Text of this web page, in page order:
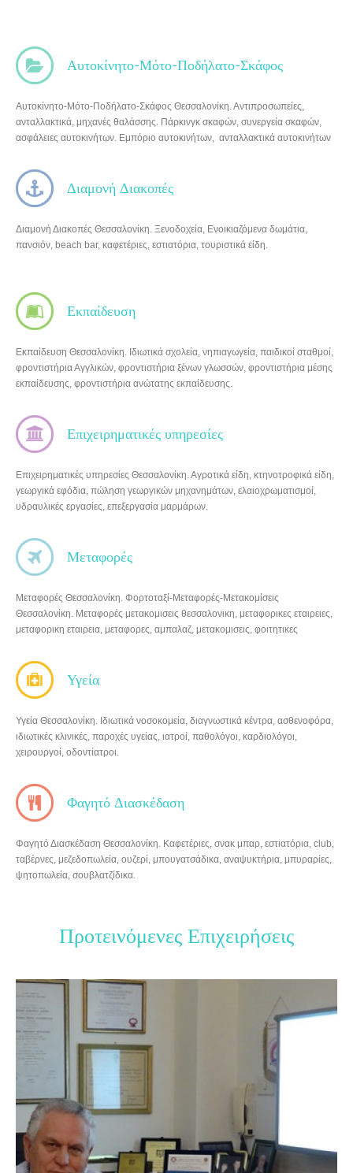
Αυτοκίνητο-Μότο-Ποδήλατο-Σκάφος
Αυτοκίνητο-Μότο-Ποδήλατο-Σκάφος Θεσσαλονίκη. Αντιπροσωπείες,
ανταλλακτικά, μηχανές θαλάσσης. Πάρκινγκ σκαφών, συνεργεία σκαφών,
ασφάλειες αυτοκινήτων. Εμπόριο αυτοκινήτων, ανταλλακτικά αυτοκινήτων
Διαμονή Διακοπές
Διαμονή Διακοπές Θεσσαλονίκη. Ξενοδοχεία, Ενοικιαζόμενα δωμάτια,
πανσιόν, beach bar, καφετέριες, εστιατόρια, τουριστικά είδη.
Εκπαίδευση
Εκπαίδευση Θεσσαλονίκη. Ιδιωτικά σχολεία, νηπιαγωγεία, παιδικοί σταθμοί,
φροντιστήρια Αγγλικών, φροντιστήρια ξένων γλωσσών, φροντιστήρια μέσης
εκπαίδευσης, φροντιστήρια ανώτατης εκπαίδευσης.
Επιχειρηματικές υπηρεσίες
Επιχειρηματικές υπηρεσίες Θεσσαλονίκη. Αγροτικά είδη, κτηνοτροφικά είδη,
γεωργικά εφόδια, πώληση γεωργικών μηχανημάτων, ελαιοχρωματισμοί,
υδραυλικές εργασίες, επεξεργασία μαρμάρων.
Μεταφορές
Μεταφορές Θεσσαλονίκη. Φορτοταξί-Μεταφορές-Μετακομίσεις
Θεσσαλονίκη. Μεταφορές μετακομισεις θεσσαλονικη, μεταφορικες εταιρειες,
μεταφορικη εταιρεια, μεταφορες, αμπαλαζ, μετακομισεις, φοιτητικες
μεταφορες, λυσιμο-δεσιμο ηλεκτρικων συσκευων, λυσιμο δεσιμο
επιπλωνΤαχυμεταφορές, φορτοταξι, μικρομεταφορές γρήγορα και υπεύθυνα
εντός πόλεως και νομού. Μεταφορές επίπλων, συσκευών από
μονοκατοικία…
Υγεία
Υγεία Θεσσαλονίκη. Ιδιωτικά νοσοκομεία, διαγνωστικά κέντρα, ασθενοφόρα,
ιδιωτικές κλινικές, παροχές υγείας, ιατροί, παθολόγοι, καρδιολόγοι,
χειρουργοί, οδοντίατροι.
Φαγητό Διασκέδαση
Φαγητό Διασκέδαση Θεσσαλονίκη. Καφετέριες, σνακ μπαρ, εστιατόρια, club,
ταβέρνες, μεζεδοπωλεία, ουζερί, μπουγατσάδικα, αναψυκτήρια, μπυραρίες,
ψητοπωλεία, σουβλατζίδικα.
Προτεινόμενες Επιχειρήσεις